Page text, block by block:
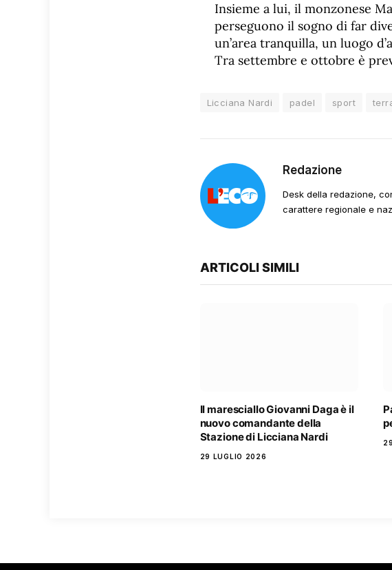
Insieme a lui, il monzonese
perseguono il sogno di far
un’area tranquilla, un luogo
Tra settembre e ottobre è
Licciana Nardi padel sport
Redazione
Desk della redazione,
carattere regionale e
ARTICOLI SIMILI
Il maresciallo Giovanni Daga è il
nuovo comandante della
Stazione di Licciana Nardi
29 LUGLIO 2026